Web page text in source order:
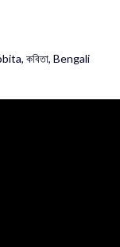
কবিতা, Bengali